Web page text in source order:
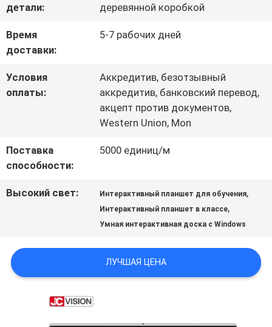
НАМИ
НОВОСТИ
ЗАПРОСИТЕ
ЦИТАТУ
САЙТА
детали:
деревянной коробкой
Время
доставки:
5-7 рабочих дней
Условия
оплаты:
Аккредитив, безотзывный
аккредитив, банковский перевод,
акцепт против документов,
Western Union, Mon
Поставка
способности:
5000 единиц/м
Высокий свет: Интерактивный планшет для обучения,
Интерактивный планшет в классе,
Умная интерактивная доска с Windows
ЛУЧШАЯ ЦЕНА